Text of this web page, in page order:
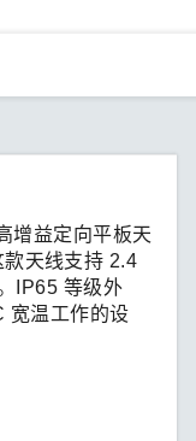
增益定向平板天
天线支持 2.4
IP65 等级外
宽温工作的设